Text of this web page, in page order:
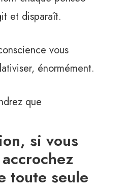
et disparaît.
vous
énormément.
que
si vous
toute seule